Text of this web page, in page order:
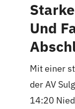
Und
Mit einer
der AV
14:20